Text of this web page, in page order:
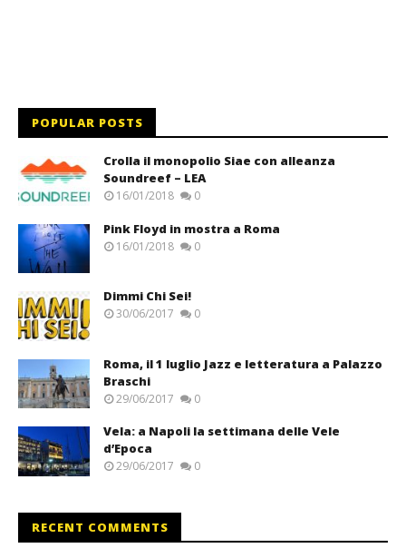
POPULAR POSTS
Crolla il monopolio Siae con alleanza
Soundreef – LEA
16/01/2018 0
Pink Floyd in mostra a Roma
16/01/2018 0
Dimmi Chi Sei!
30/06/2017 0
Roma, il 1 luglio Jazz e letteratura a Palazzo
Braschi
29/06/2017 0
Vela: a Napoli la settimana delle Vele
d’Epoca
29/06/2017 0
RECENT COMMENTS